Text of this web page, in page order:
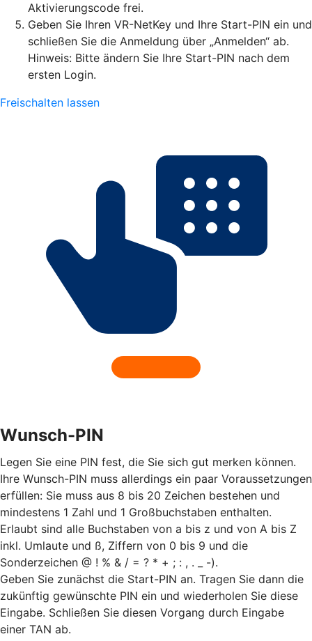
Aktivierungscode frei.
Geben Sie Ihren VR-NetKey und Ihre Start-PIN ein und
schließen Sie die Anmeldung über „Anmelden“ ab.
Hinweis: Bitte ändern Sie Ihre Start-PIN nach dem
ersten Login.
Freischalten lassen
Wunsch-PIN
Legen Sie eine PIN fest, die Sie sich gut merken können.
Ihre Wunsch-PIN muss allerdings ein paar Voraussetzungen
erfüllen: Sie muss aus 8 bis 20 Zeichen bestehen und
mindestens 1 Zahl und 1 Großbuchstaben enthalten.
Erlaubt sind alle Buchstaben von a bis z und von A bis Z
inkl. Umlaute und ß, Ziffern von 0 bis 9 und die
Sonderzeichen @ ! % & / = ? * + ; : , . _ -).
Geben Sie zunächst die Start-PIN an. Tragen Sie dann die
zukünftig gewünschte PIN ein und wiederholen Sie diese
Eingabe. Schließen Sie diesen Vorgang durch Eingabe
einer TAN ab.